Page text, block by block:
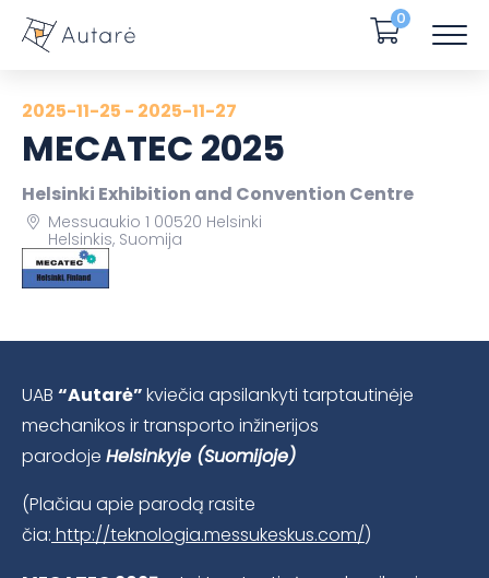
0
2025-11-25 - 2025-11-27
MECATEC 2025
Helsinki Exhibition and Convention Centre
Messuaukio 1 00520 Helsinki
Helsinkis, Suomija
UAB “Autarė”kviečia apsilankyti tarptautinėje
mechanikos ir transporto inžinerijos
parodoje Helsinkyje (Suomijoje)
(Plačiau apie parodą rasite
čia: http://teknologia.messukeskus.com/)